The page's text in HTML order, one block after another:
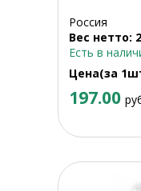
Россия
Вес нетто:
Есть в
Цена(за
197.00